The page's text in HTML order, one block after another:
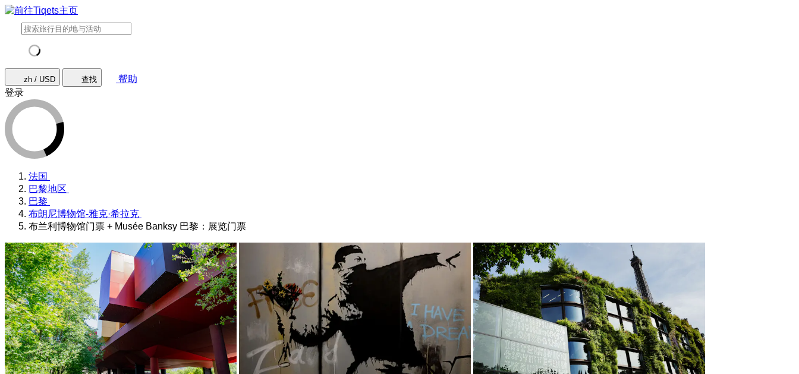
zh / USD 查找
帮助
登录
法国
巴黎地区
巴黎
布朗尼博物馆-雅克·希拉克
布兰利博物馆门票 + Musée Banksy 巴黎：展览门票